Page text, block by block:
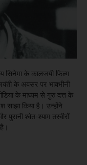
सिनेमा के कालजयी फिल्म
के अवसर पर भावभीनी
के माध्यम से गुरु दत्त के
साझा किया है। उन्होंने
श्वेत-श्याम तस्वीरों